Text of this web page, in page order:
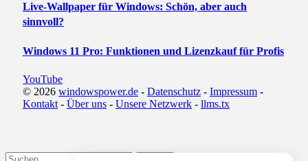
Live-Wallpaper für Windows: Schön, aber auch
sinnvoll?
Windows 11 Pro: Funktionen und Lizenzkauf für Profis
YouTube
© 2026 windowspower.de - Datenschutz - Impressum -
Kontakt - Über uns - Unsere Netzwerk - llms.tx